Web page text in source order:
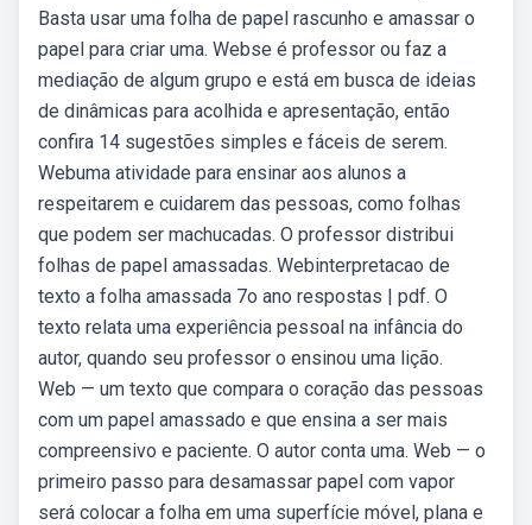
Basta usar uma folha de papel rascunho e amassar o
papel para criar uma. Webse é professor ou faz a
mediação de algum grupo e está em busca de ideias
de dinâmicas para acolhida e apresentação, então
confira 14 sugestões simples e fáceis de serem.
Webuma atividade para ensinar aos alunos a
respeitarem e cuidarem das pessoas, como folhas
que podem ser machucadas. O professor distribui
folhas de papel amassadas. Webinterpretacao de
texto a folha amassada 7o ano respostas | pdf. O
texto relata uma experiência pessoal na infância do
autor, quando seu professor o ensinou uma lição.
Web — um texto que compara o coração das pessoas
com um papel amassado e que ensina a ser mais
compreensivo e paciente. O autor conta uma. Web — o
primeiro passo para desamassar papel com vapor
será colocar a folha em uma superfície móvel, plana e